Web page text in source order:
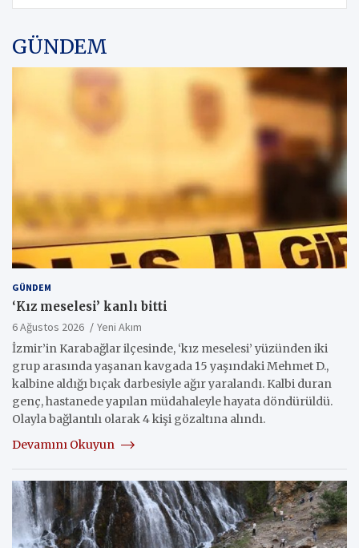
GÜNDEM
GÜNDEM
‘Kız meselesi’ kanlı bitti
6 Ağustos 2026
Yeni Akım
İzmir’in Karabağlar ilçesinde, ‘kız meselesi’ yüzünden iki
grup arasında yaşanan kavgada 15 yaşındaki Mehmet D.,
kalbine aldığı bıçak darbesiyle ağır yaralandı. Kalbi duran
genç, hastanede yapılan müdahaleyle hayata döndürüldü.
Olayla bağlantılı olarak 4 kişi gözaltına alındı.
Devamını Okuyun